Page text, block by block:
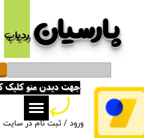
پارسیان​​​​​​​ردیاب
ورود /ثبت نام در سایت
حساب کاربری من
تغییر گذر واژه
سفارشات
خروج از حساب کاربریجهت دیدن منو کلیک